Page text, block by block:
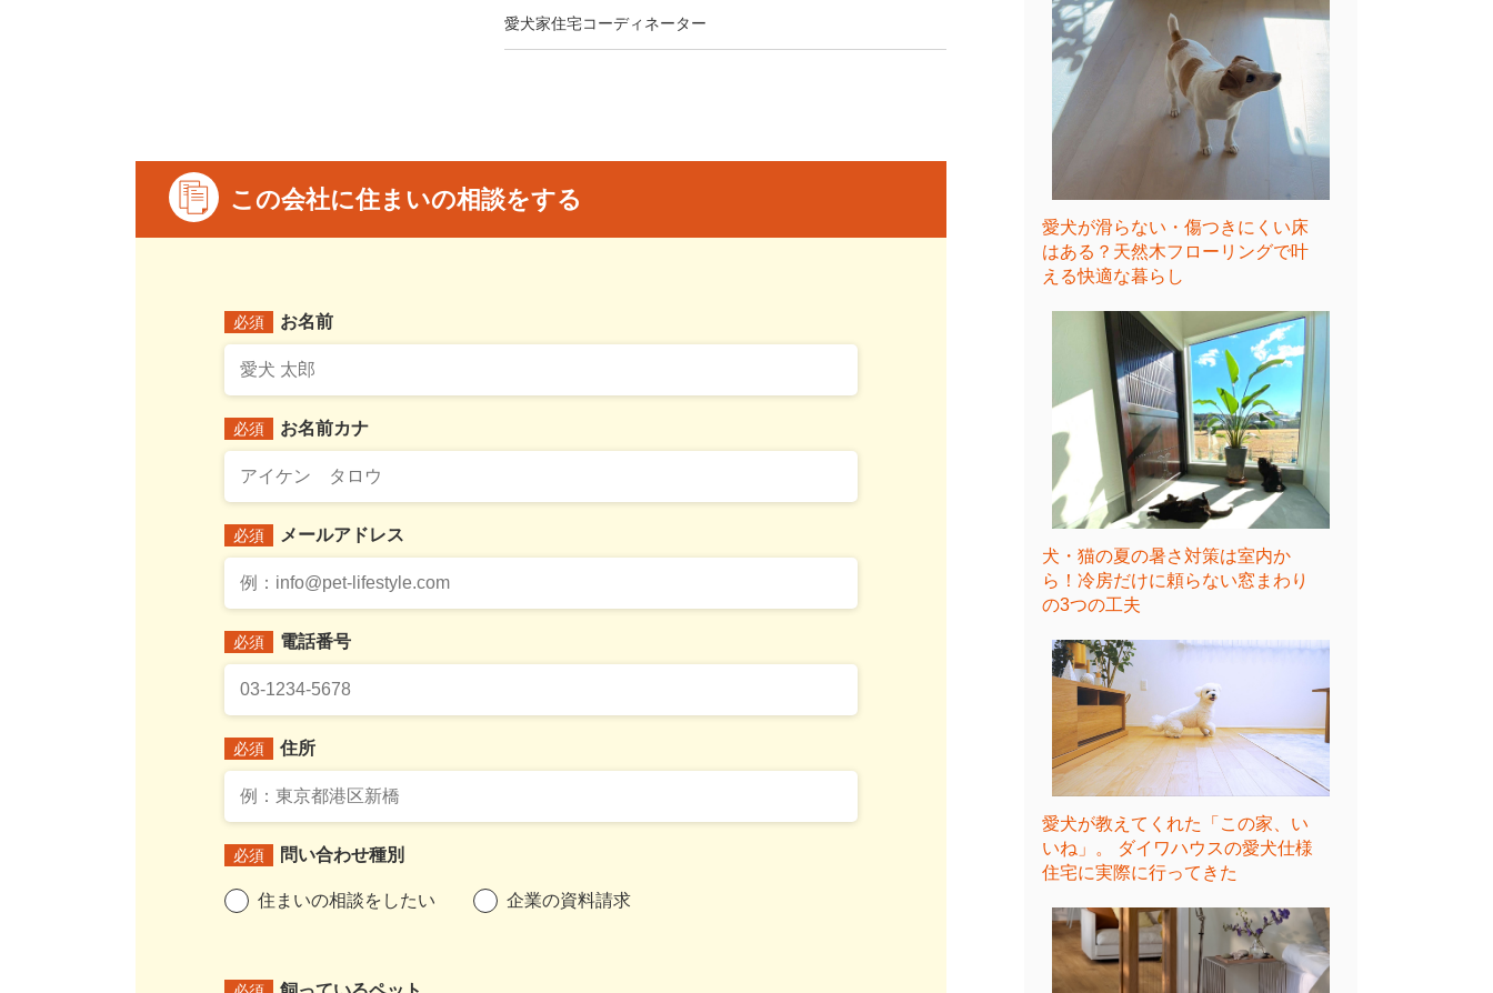
愛犬家住宅コーディネーター
この会社に住まいの相談をする
必須 お名前
必須 お名前カナ
必須 メールアドレス
必須 電話番号
必須 住所
必須 問い合わせ種別
住まいの相談をしたい 企業の資料請求
愛犬が滑らない・傷つきにくい床
はある？天然木フローリングで叶
える快適な暮らし
犬・猫の夏の暑さ対策は室内か
ら！冷房だけに頼らない窓まわり
の3つの工夫
愛犬が教えてくれた「この家、い
いね」。 ダイワハウスの愛犬仕様
住宅に実際に行ってきた